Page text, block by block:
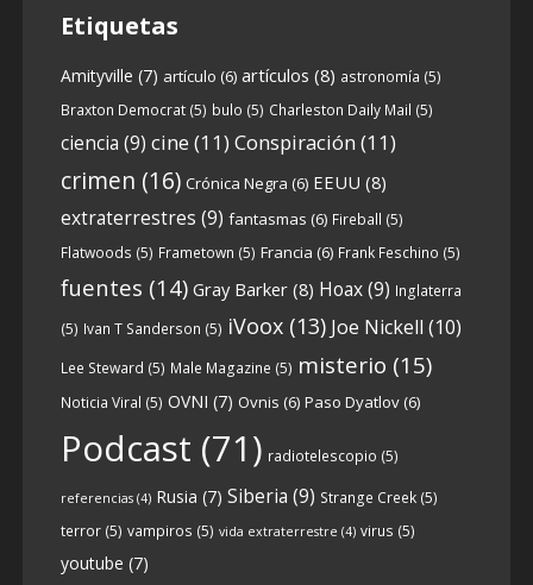
6 0 View on facebook
Crónicas de Nantucket
5 years ago
Descargar
https://www.ivoox.com/cdn-6x05-8211-
qanon-parte-1-origenes-audios-
mp3_rf_67157433_1.html
orígenes y desarrollo de Qanon, la madre
de todas las...See more
Etiquetas
Amityville (7) artículo (6) artículos (8) astronomía (5)
Braxton Democrat(5) bulo (5) Charleston Daily Mail (5)
ciencia (9) cine (11) Conspiración (11)
crimen (16) Crónica Negra (6) EEUU (8)
extraterrestres (9) fantasmas (6) Fireball (5)
Flatwoods (5) Frametown (5) Francia (6) Frank Feschino (5)
fuentes (14) Gray Barker(8) Hoax(9) Inglaterra
(5) Ivan T Sanderson (5) iVoox(13) Joe Nickell (10)
Lee Steward (5) Male Magazine (5) misterio (15)
Noticia Viral (5) OVNI (7) Ovnis (6) Paso Dyatlov(6)
Podcast (71) radiotelescopio (5)
referencias(4) Rusia (7) Siberia (9) Strange Creek(5)
terror(5) vampiros (5) vida extraterrestre (4) virus (5)
youtube (7)